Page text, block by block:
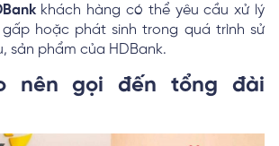
khách hàng có thể yêu cầu xử lý
hoặc phát sinh trong quá trình sử
sản phẩm của HDBank.
nên gọi đến tổng đài